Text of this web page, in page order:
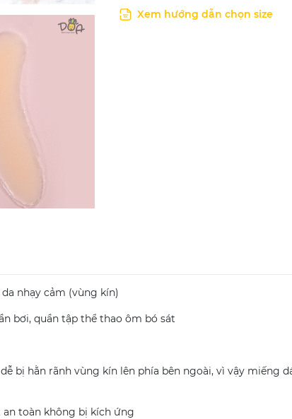
Xem hướng dẫn chọn size
nhạy cảm (vùng kín)
bơi, quần tập thể thao ôm bó sát
bị hằn rãnh vùng kín lên phía bên ngoài, vì vậy miếng
an toàn không bị kích ứng